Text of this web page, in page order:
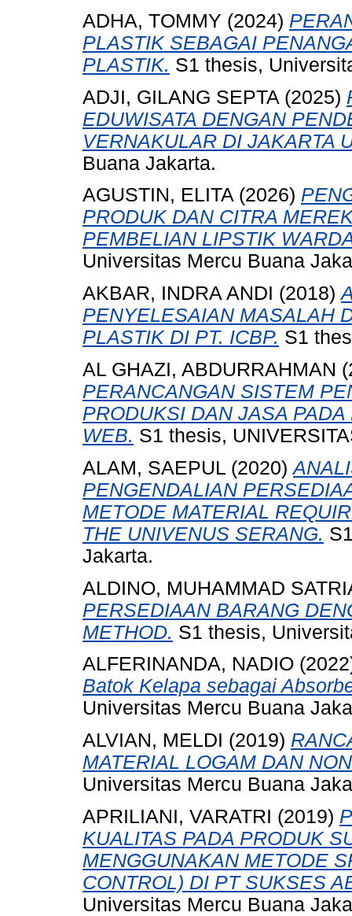
ADHA, TOMMY (2024)
PLASTIK SEBAGAI
PLASTIK. S1 thesis,
ADJI, GILANG SEPTA (2025)
EDUWISATA DENGAN
VERNAKULAR DI JAKARTA
Buana Jakarta.
AGUSTIN, ELITA (2026)
PRODUK DAN CITRA
PEMBELIAN LIPSTIK
Universitas Mercu Buana
AKBAR, INDRA ANDI (2018)
PENYELESAIAN MASALAH
PLASTIK DI PT. ICBP. S1
AL GHAZI, ABDURRAHMAN
PERANCANGAN SISTEM
PRODUKSI DAN JASA
WEB. S1 thesis,
ALAM, SAEPUL (2020)
PENGENDALIAN
METODE MATERIAL
THE UNIVENUS SERANG.
Jakarta.
ALDINO, MUHAMMAD
PERSEDIAAN BARANG
METHOD. S1 thesis,
ALFERINANDA, NADIO
Batok Kelapa sebagai
Universitas Mercu Buana
ALVIAN, MELDI (2019)
MATERIAL LOGAM DAN
Universitas Mercu Buana
APRILIANI, VARATRI (2019)
KUALITAS PADA PRODUK
MENGGUNAKAN METODE
CONTROL) DI PT SUKSES
Universitas Mercu Buana